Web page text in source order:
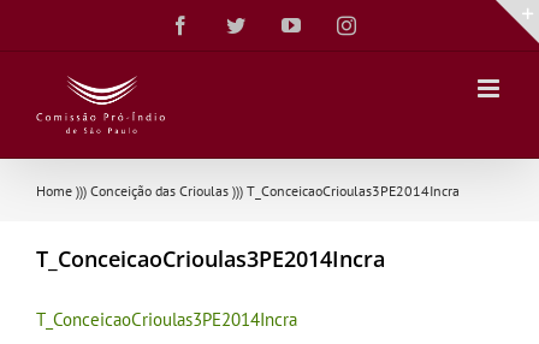
conteúdo
FacebookTwitterYouTubeInstagram
Home ))) Conceição das Crioulas ))) T_ConceicaoCrioulas3PE2014Incra
T_ConceicaoCrioulas3PE2014Incra
T_ConceicaoCrioulas3PE2014Incra